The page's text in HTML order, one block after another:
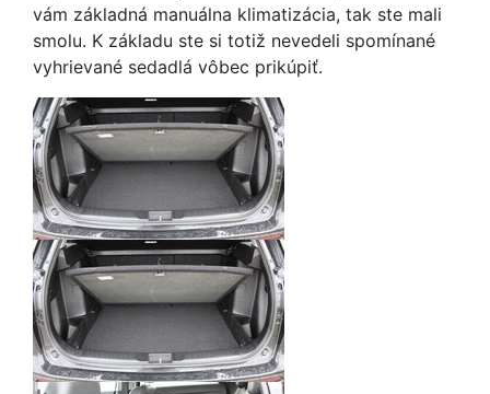
vám základná manuálna klimatizácia, tak ste mali
smolu. K základu ste si totiž nevedeli spomínané
vyhrievané sedadlá vôbec prikúpiť.